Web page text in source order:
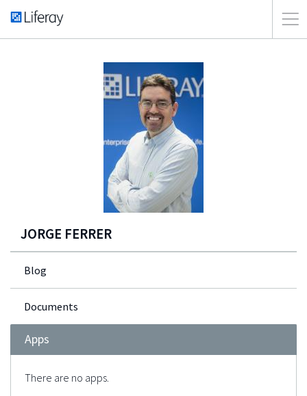
JORGE FERRER
Blog
Documents
Apps
There are no apps.